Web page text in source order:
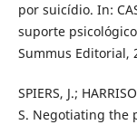
por suicídio. In:
suporte
Summus Editorial,
SPIERS, J.;
S. Negotiating the